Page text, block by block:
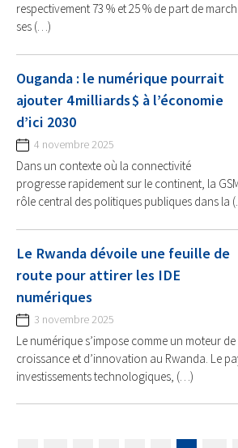
respectivement 73 % et 25 % de part de
ses (…)
Ouganda : le numérique pourrait
ajouter 4 milliards $ à l’économie
d’ici 2030
4 novembre 2025
Dans un contexte où la connectivité
progresse rapidement sur le continent, la
rôle central des politiques publiques dans la
Le Rwanda dévoile une feuille de
route pour attirer les IDE
numériques
3 novembre 2025
Le numérique s’impose comme un moteur de
croissance et d’innovation au Rwanda. Le
investissements technologiques, (…)